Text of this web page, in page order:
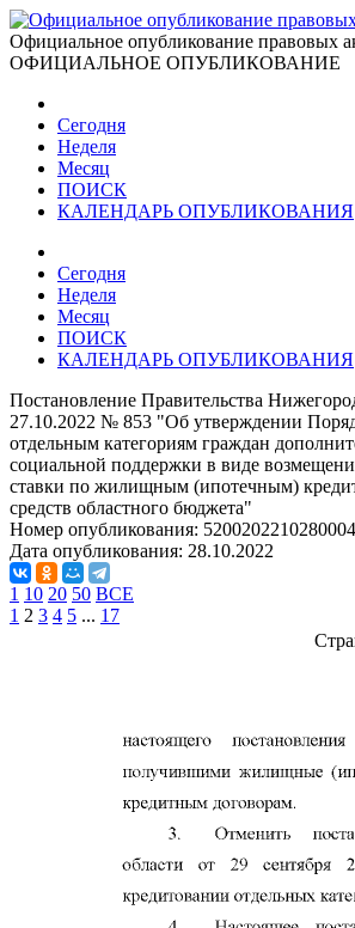
Официальное опубликование правовых
ОФИЦИАЛЬНОЕ ОПУБЛИКОВАНИЕ
Сегодня
Неделя
Месяц
ПОИСК
КАЛЕНДАРЬ ОПУБЛИКОВАНИЯ
Сегодня
Неделя
Месяц
ПОИСК
КАЛЕНДАРЬ ОПУБЛИКОВАНИЯ
Постановление Правительства
27.10.2022 № 853 "Об утверждении
отдельным категориям граждан
социальной поддержки в виде
ставки по жилищным (ипотечным)
средств областного бюджета"
Номер опубликования: 5200202210280004
Дата опубликования: 28.10.2022
1 10 20 50 ВСЕ
1 2 3 4 5 ... 17